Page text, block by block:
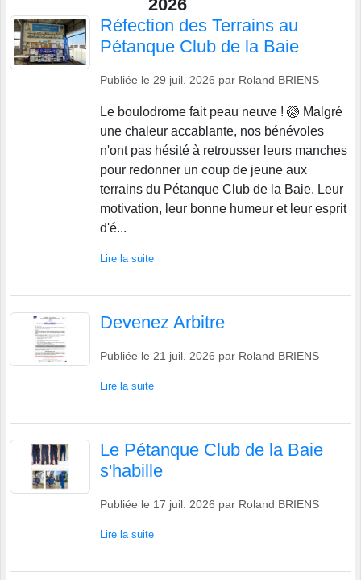
2026
Réfection des Terrains au
Pétanque Club de la Baie
Publiée le 29 juil. 2026 par Roland BRIENS
Le boulodrome fait peau neuve ! 🏐 Malgré
une chaleur accablante, nos bénévoles
n'ont pas hésité à retrousser leurs manches
pour redonner un coup de jeune aux
terrains du Pétanque Club de la Baie. Leur
motivation, leur bonne humeur et leur esprit
d'é...
Lire la suite
Devenez Arbitre
Publiée le 21 juil. 2026 par Roland BRIENS
Lire la suite
Le Pétanque Club de la Baie
s'habille
Publiée le 17 juil. 2026 par Roland BRIENS
Lire la suite